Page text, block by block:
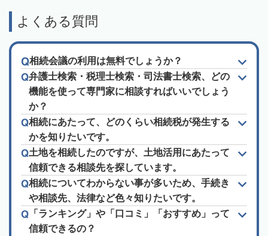
よくある質問
相続会議の利用は無料でしょうか？
弁護士検索・税理士検索・司法書士検索、どの
機能を使って専門家に相談すればいいでしょう
か？
相続にあたって、どのくらい相続税が発生する
かを知りたいです。
土地を相続したのですが、土地活用にあたって
信頼できる相談先を探しています。
相続についてわからない事が多いため、手続き
や相談先、法律など色々知りたいです。
「ランキング」や「口コミ」「おすすめ」って
信頼できるの？